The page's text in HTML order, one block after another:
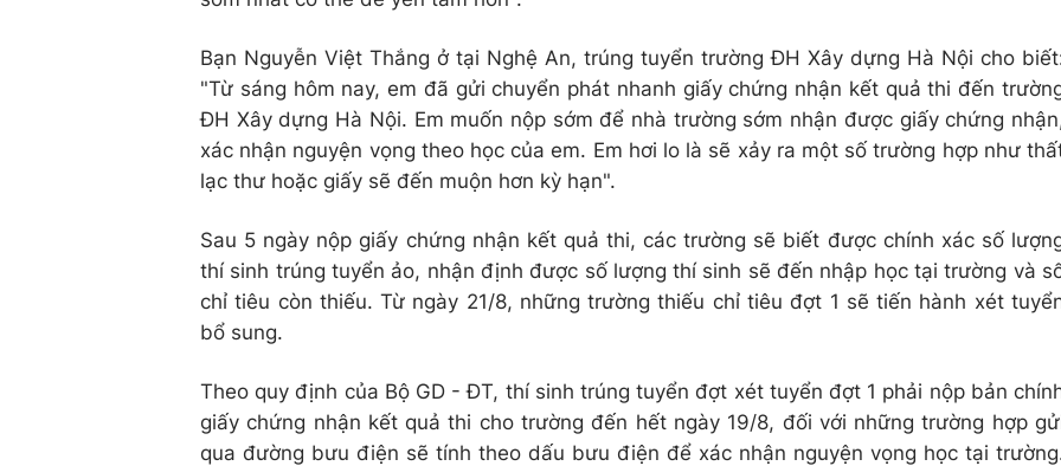
Bạn Nguyễn Việt Thắng ở tại Nghệ An, trúng tuyển trường ĐH Xây dựng Hà Nội cho
"Từ sáng hôm nay, em đã gửi chuyển phát nhanh giấy chứng nhận kết quả thi đến
ĐH Xây dựng Hà Nội. Em muốn nộp sớm để nhà trường sớm nhận được giấy chứng
xác nhận nguyện vọng theo học của em. Em hơi lo là sẽ xảy ra một số trường hợp như
lạc thư hoặc giấy sẽ đến muộn hơn kỳ hạn".
Sau 5 ngày nộp giấy chứng nhận kết quả thi, các trường sẽ biết được chính xác số
thí sinh trúng tuyển ảo, nhận định được số lượng thí sinh sẽ đến nhập học tại trường và
chỉ tiêu còn thiếu. Từ ngày 21/8, những trường thiếu chỉ tiêu đợt 1 sẽ tiến hành xét
bổ sung.
Theo quy định của Bộ GD - ĐT, thí sinh trúng tuyển đợt xét tuyển đợt 1 phải nộp bản
giấy chứng nhận kết quả thi cho trường đến hết ngày 19/8, đối với những trường hợp
qua đường bưu điện sẽ tính theo dấu bưu điện để xác nhận nguyện vọng học tại